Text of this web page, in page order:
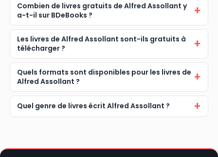
Combien de livres gratuits de Alfred Assollant y
a-t-il sur BDeBooks ?
Les livres de Alfred Assollant sont-ils gratuits à
télécharger ?
Quels formats sont disponibles pour les livres de
Alfred Assollant ?
Quel genre de livres écrit Alfred Assollant ?